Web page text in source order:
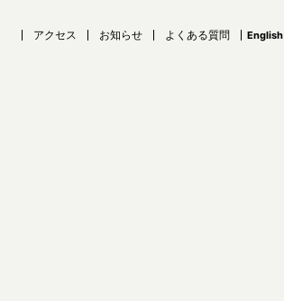
アクセス お知らせ よくある質問 English